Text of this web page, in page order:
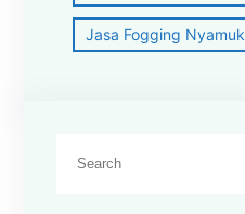
Jasa Fogging